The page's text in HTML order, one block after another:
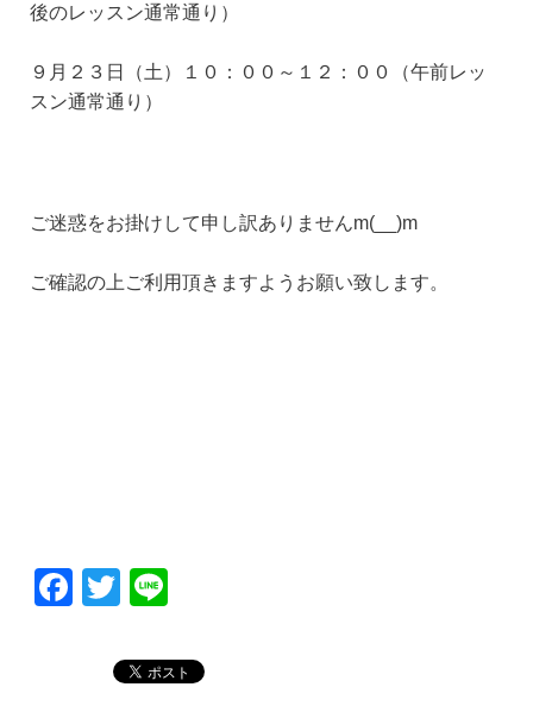
後のレッスン通常通り）
９月２３日（土）１０：００～１２：００（午前レッ
スン通常通り）
ご迷惑をお掛けして申し訳ありませんm(__)m
ご確認の上ご利用頂きますようお願い致します。
F
T
tt
e